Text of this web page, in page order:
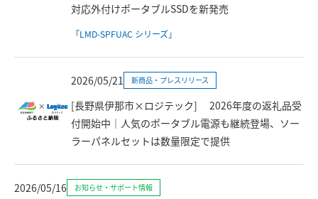
対応外付けポータブルSSDを新発売
「LMD-SPFUAC シリーズ」
2026/05/21 新商品・プレスリリース
[長野県伊那市×ロジテック] 2026年度の返礼品受
付開始中｜人気のポータブル電源も継続登場、ソー
ラーパネルセットは数量限定で提供
2026/05/16 お知らせ・サポート情報